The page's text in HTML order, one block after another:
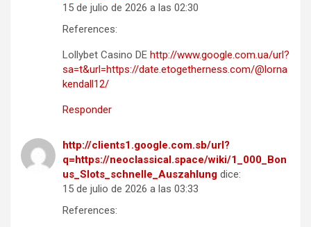
15 de julio de 2026 a las 02:30
References:
Lollybet Casino DE http://www.google.com.ua/url?
sa=t&url=https://date.etogetherness.com/@lorna
kendall12/
Responder
http://clients1.google.com.sb/url?
q=https://neoclassical.space/wiki/1_000_Bon
us_Slots_schnelle_Auszahlung dice:
15 de julio de 2026 a las 03:33
References: